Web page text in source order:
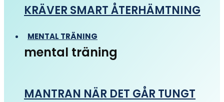
KRÄVER SMART ÅTERHÄMTNING
MENTAL TRÄNING
mental träning
MANTRAN NÄR DET GÅR TUNGT